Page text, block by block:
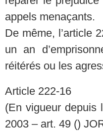
appels menaçants.
De même, l’article
un an
réitérés ou les
Article 222-16
(En vigueur depuis
2003 – art. 49 ()